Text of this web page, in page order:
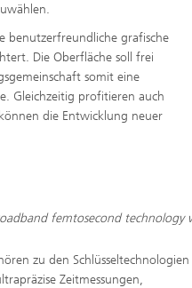
benutzerfreundliche grafische
Die Oberfläche soll frei
somit eine
Gleichzeitig profitieren auch
die Entwicklung neuer
femtosecond
zu den Schlüsseltechnologien
Zeitmessungen,